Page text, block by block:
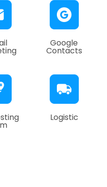
Google
Contacts
Logistic